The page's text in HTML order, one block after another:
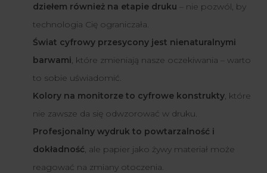
dziełem również na etapie druku – nie pozwól, by
technologia Cię ograniczała.
Świat cyfrowy przesycony jest nienaturalnymi
barwami, które zmieniają nasze oczekiwania – warto
to sobie uświadomić.
Kolory na monitorze to cyfrowe konstrukty, które
nie zawsze da się odwzorować w druku.
Profesjonalny wydruk to powtarzalność i
dokładność, ale papier jako żywy materiał może
reagować na zmiany otoczenia.